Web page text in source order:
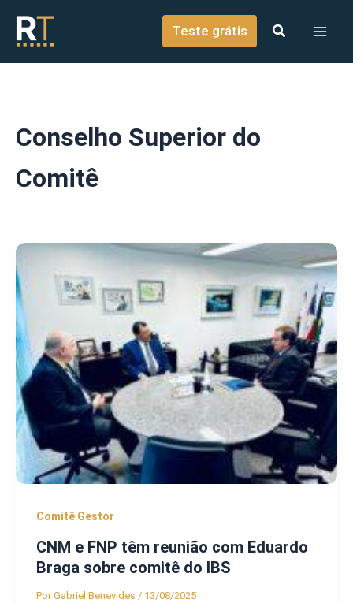
conteúdo
Teste grátis
Conselho Superior do
Comitê
Comitê Gestor
CNM e FNP têm reunião com Eduardo
Braga sobre comitê do IBS
PorGabriel Benevides / 13/08/2025